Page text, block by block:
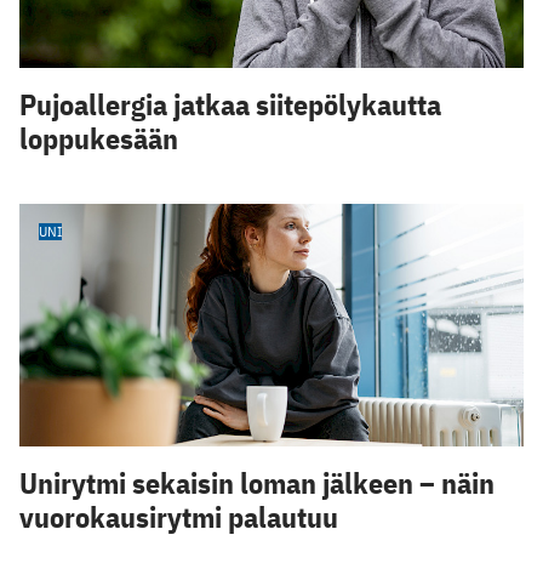
Pujoallergia jatkaa siitepölykautta
loppukesään
UNI
Unirytmi sekaisin loman jälkeen – näin
vuorokausirytmi palautuu